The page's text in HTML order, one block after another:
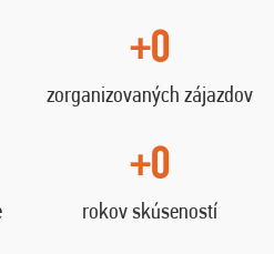
+0
zorganizovaných zájazdov
+0
rokov skúseností